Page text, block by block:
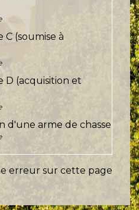
(soumise à
D (acquisition et
d'une arme de chasse
erreur sur cette page